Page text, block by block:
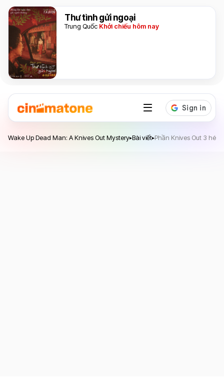
Thư tình gửi ngoại
Trung Quốc Khởi chiếu hôm nay
Wake Up Dead Man: A Knives Out Mystery▸Bài viết▸Phần Knives Out 3 hé